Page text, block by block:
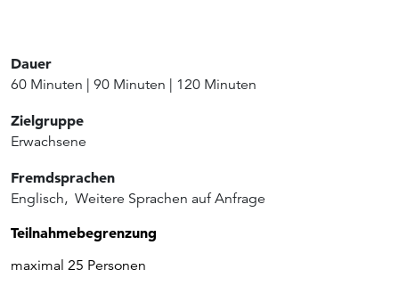
Dauer
60 Minuten | 90 Minuten | 120 Minuten
Zielgruppe
Erwachsene
Fremdsprachen
Englisch, Weitere Sprachen auf Anfrage
Teilnahmebegrenzung
maximal 25 Personen